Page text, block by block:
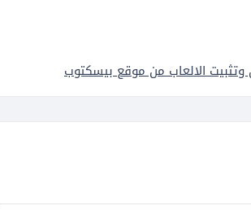
الالعاب من موقع بيسكتوب